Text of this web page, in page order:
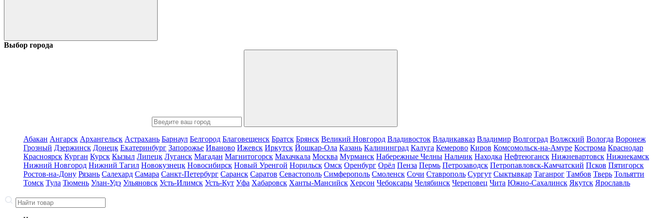
Выбор города
Абакан Ангарск Архангельск Астрахань Барнаул Белгород Благовещенск Братск Брянск Великий Новгород Владивосток Владикавказ Владимир Волгоград Волжский Вологда Воронеж
Грозный Дзержинск Донецк Екатеринбург Запорожье Иваново Ижевск Иркутск Йошкар-Ола Казань Калининград Калуга Кемерово Киров Комсомольск-на-Амуре Кострома Краснодар
Красноярск Курган Курск Кызыл Липецк Луганск Магадан Магнитогорск Махачкала Москва Мурманск Набережные Челны Нальчик Находка Нефтеюганск Нижневартовск Нижнекамск
Нижний Новгород Нижний Тагил Новокузнецк Новосибирск Новый Уренгой Норильск Омск Оренбург Орёл Пенза Пермь Петрозаводск Петропавловск-Камчатский Псков Пятигорск
Ростов-на-Дону Рязань Салехард Самара Санкт-Петербург Саранск Саратов Севастополь Симферополь Смоленск Сочи Ставрополь Сургут Сыктывкар Таганрог Тамбов Тверь Тольятти
Томск Тула Тюмень Улан-Удэ Ульяновск Усть-Илимск Усть-Кут Уфа Хабаровск Ханты-Мансийск Херсон Чебоксары Челябинск Череповец Чита Южно-Сахалинск Якутск Ярославль